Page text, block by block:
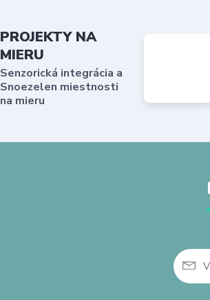
PROJEKTY NA
MIERU
Senzorická integrácia a
Snoezelen miestnosti
na mieru